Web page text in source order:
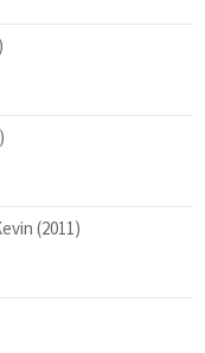
(2011)